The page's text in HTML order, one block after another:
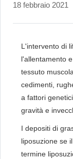
18 febbraio 2021
L'intervento di
l'allentamento
tessuto
cedimenti,
a fattori
gravità e
I depositi di
liposuzione se
termine